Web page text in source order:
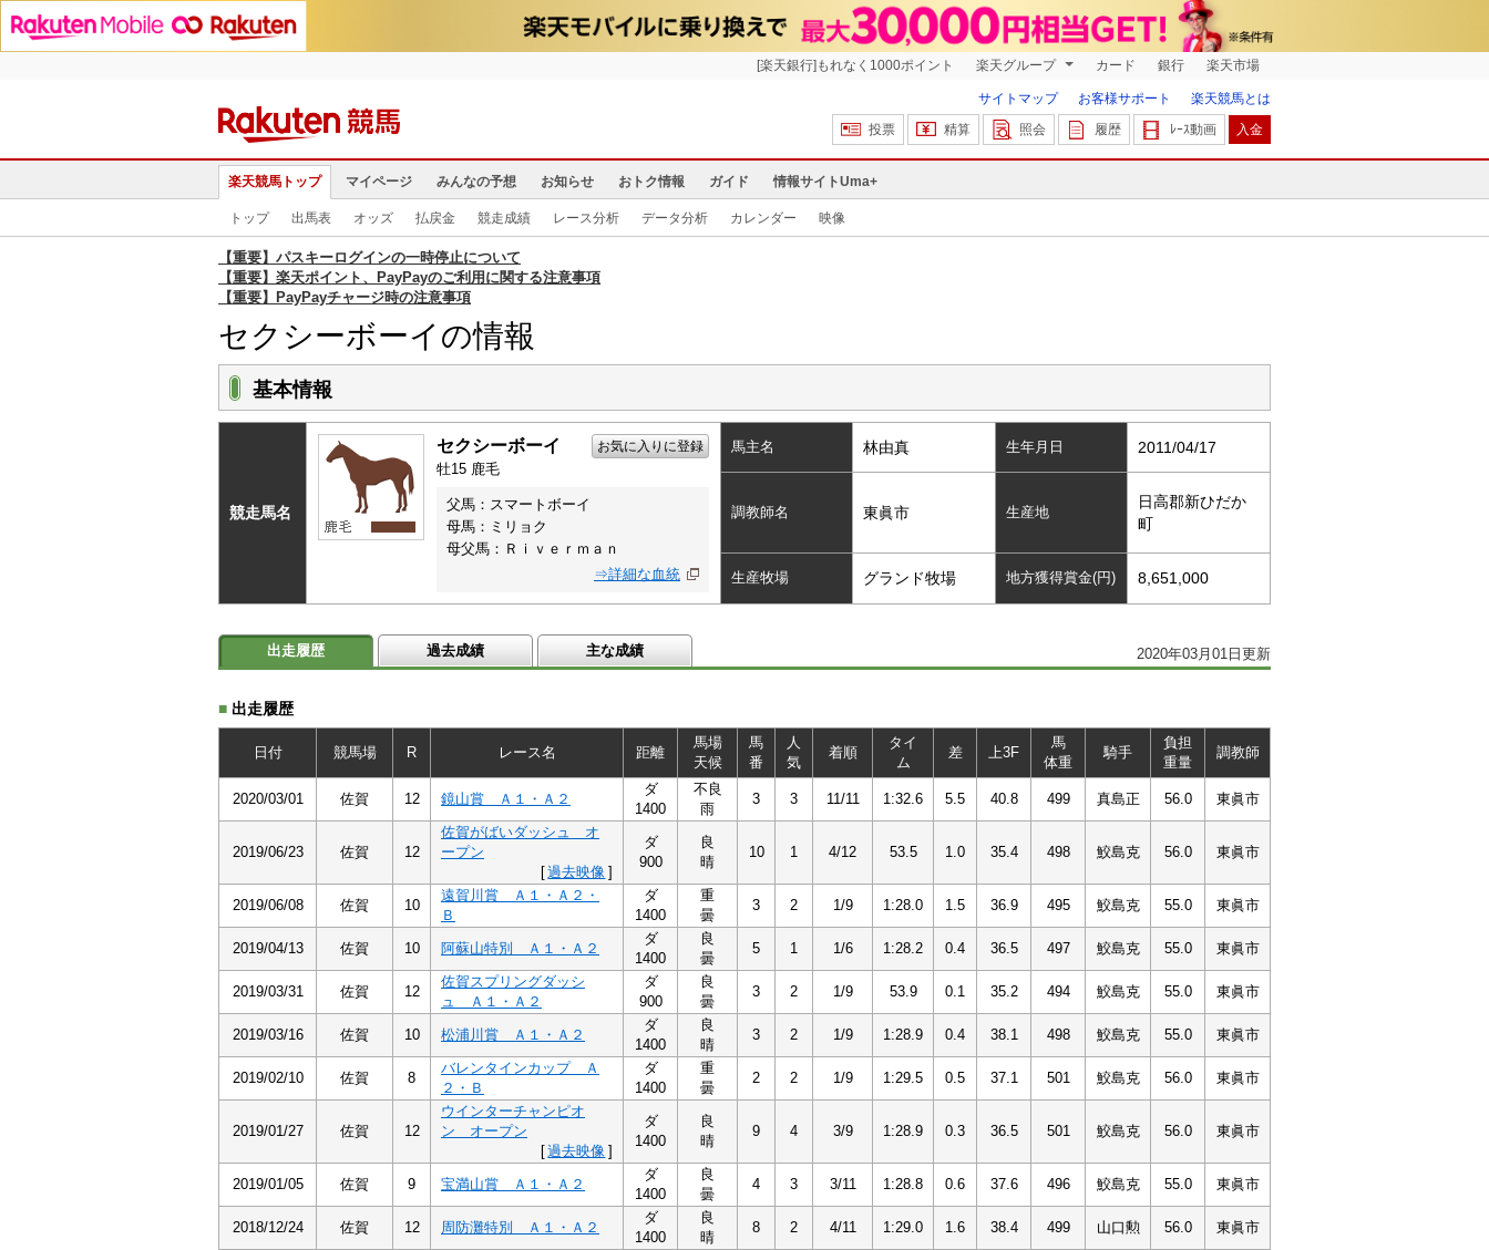
[楽天銀行]もれなく1000ポイント 楽天グループ カード 銀行 楽天市場
サイトマップ お客様サポート
楽天競馬とは
投票
精算 照会 履歴 ﾚｰｽ動画 入金
楽天競馬トップ マイページ みんなの予想 お知らせ おトク情報 ガイド 情報サイトUma+
トップ 出馬表 オッズ 払戻金 競走成績 レース分析 データ分析 カレンダー 映像
【重要】パスキーログインの一時停止について
【重要】楽天ポイント、PayPayのご利用に関する注意事項
【重要】PayPayチャージ時の注意事項
セクシーボーイの情報
基本情報
競走馬名
セクシーボーイ お気に入りに登録
牡15 鹿毛
父馬：スマートボーイ
母馬：ミリョク
母父馬：Ｒｉｖｅｒｍａｎ
⇒詳細な血統
馬主名 林由真 生年月日 2011/04/17
調教師名 東眞市 生産地
日高郡新ひだか
町
生産牧場 グランド牧場 地方獲得賞金(円) 8,651,000
2020年03月01日更新
出走履歴 過去成績 主な成績
■ 出走履歴
日付 競馬場 R レース名 距離
馬場
天候
馬
番
人
気
着順
タイ
ム
差 上3F
馬
体重
騎手
負担
重量
調教師
2020/03/01 佐賀 12 鏡山賞 Ａ１・Ａ２
ダ
1400
不良
雨
3 3 11/11 1:32.6 5.5 40.8 499 真島正 56.0 東眞市
2019/06/23 佐賀 12
佐賀がばいダッシュ オ
ープン
[過去映像 ]
ダ
900
良
晴
10 1 4/12 53.5 1.0 35.4 498 鮫島克 56.0 東眞市
2019/06/08 佐賀 10
遠賀川賞 Ａ１・Ａ２・
Ｂ
ダ
1400
重
曇
3 2 1/9 1:28.0 1.5 36.9 495 鮫島克 55.0 東眞市
2019/04/13 佐賀 10 阿蘇山特別 Ａ１・Ａ２
ダ
1400
良
曇
5 1 1/6 1:28.2 0.4 36.5 497 鮫島克 55.0 東眞市
2019/03/31 佐賀 12
佐賀スプリングダッシ
ュ Ａ１・Ａ２
ダ
900
良
曇
3 2 1/9 53.9 0.1 35.2 494 鮫島克 55.0 東眞市
2019/03/16 佐賀 10 松浦川賞 Ａ１・Ａ２
ダ
1400
良
晴
3 2 1/9 1:28.9 0.4 38.1 498 鮫島克 55.0 東眞市
2019/02/10 佐賀 8
バレンタインカップ Ａ
２・Ｂ
ダ
1400
重
曇
2 2 1/9 1:29.5 0.5 37.1 501 鮫島克 56.0 東眞市
2019/01/27 佐賀 12
ウインターチャンピオ
ン オープン
[過去映像 ]
ダ
1400
良
晴
9 4 3/9 1:28.9 0.3 36.5 501 鮫島克 56.0 東眞市
2019/01/05 佐賀 9 宝満山賞 Ａ１・Ａ２
ダ
1400
良
曇
4 3 3/11 1:28.8 0.6 37.6 496 鮫島克 55.0 東眞市
2018/12/24 佐賀 12 周防灘特別 Ａ１・Ａ２
ダ
1400
良
晴
8 2 4/11 1:29.0 1.6 38.4 499 山口勲 56.0 東眞市